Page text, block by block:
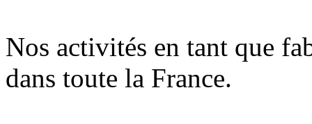
Nos activités en tant que
dans toute la France.